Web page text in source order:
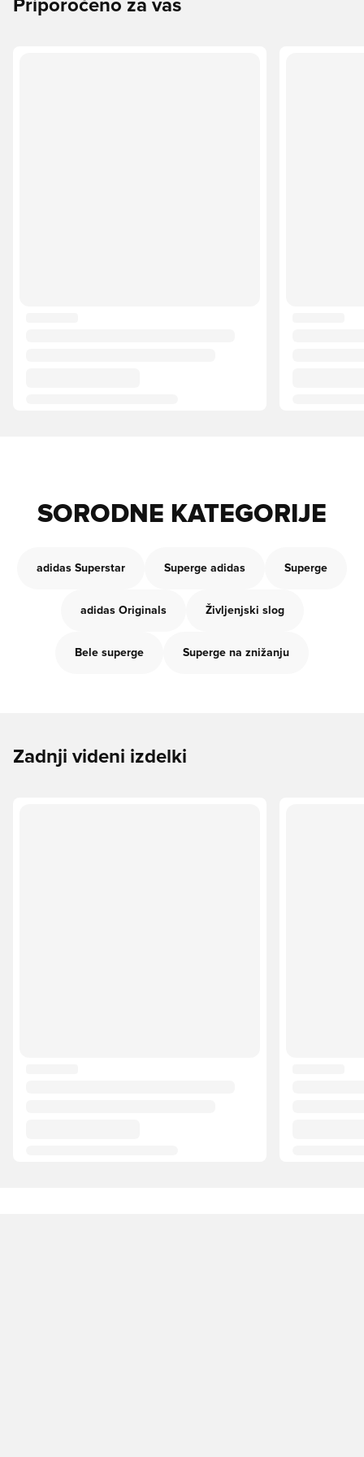
Priporočeno za vas
SORODNE KATEGORIJE
adidas Superstar Superge adidas Superge
adidas Originals Življenjski slog
Bele superge Superge na znižanju
Zadnji videni izdelki